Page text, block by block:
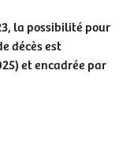
la possibilité pour
décès est
et encadrée par